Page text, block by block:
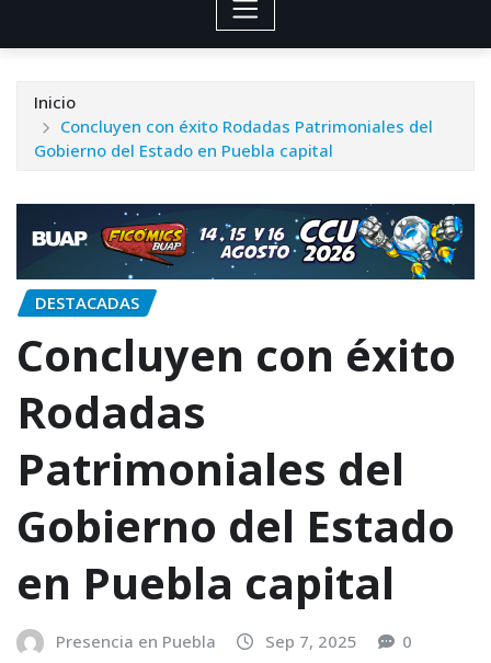
Inicio
Concluyen con éxito Rodadas Patrimoniales del
Gobierno del Estado en Puebla capital
DESTACADAS
Concluyen con éxito
Rodadas
Patrimoniales del
Gobierno del Estado
en Puebla capital
Presencia en Puebla Sep 7, 2025 0